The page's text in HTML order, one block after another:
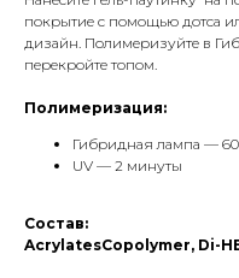
покрытие с помощью дотса
дизайн. Полимеризуйте в
перекройте топом.
Полимеризация:
Гибридная лампа —
UV — 2 минуты
Состав:
AcrylatesCopolymer, Di-